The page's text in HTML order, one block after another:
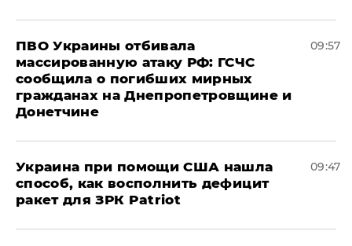
ПВО Украины отбивала
массированную атаку РФ: ГСЧС
сообщила о погибших мирных
гражданах на Днепропетровщине и
Донетчине
09:57
Украина при помощи США нашла
способ, как восполнить дефицит
ракет для ЗРК Patriot
09:47